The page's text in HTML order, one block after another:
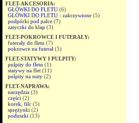
FLET-AKCESORIA:
GŁÓWKI DO FLETU (6)
GŁÓWKI DO FLETU - zakrzywione (5)
podpórki pod palce (7)
zatyczki do klap (3)
FLET-POKROWCE I FUTERAŁY:
futerały do fletu (7)
pokrowce na futerał (5)
FLET-STATYWY I PULPITY:
pulpity do fletu (1)
statywy na flet (11)
pulpity na nuty (2)
FLET-NAPRAWA:
narzędzia (3)
części (2)
korek, filc (5)
sprężynki (2)
poduszki (13)